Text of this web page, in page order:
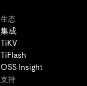
生态
集成
TiKV
TiFlash
OSS Insight
支持